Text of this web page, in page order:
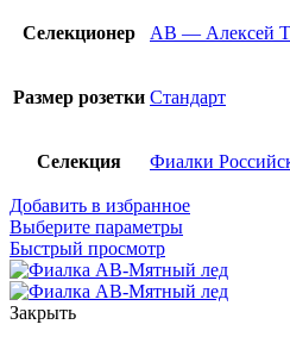
Селекционер АВ — Алексей
Размер розетки Стандарт
Селекция Фиалки
Добавить в избранное
Выберите параметры
Быстрый просмотр
Закрыть